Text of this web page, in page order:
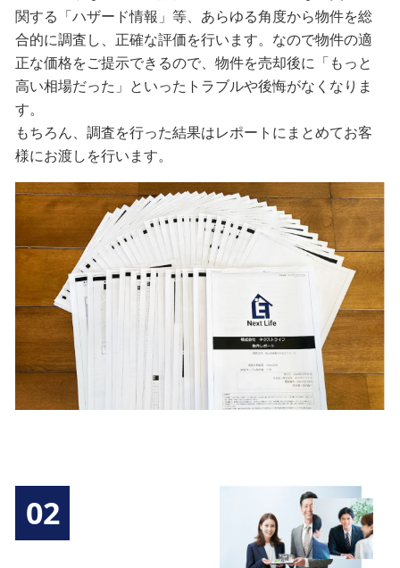
関する「ハザード情報」等、あらゆる角度から物件を総
合的に調査し、正確な評価を行います。なので物件の適
正な価格をご提示できるので、物件を売却後に「もっと
高い相場だった」といったトラブルや後悔がなくなりま
す。
もちろん、調査を行った結果はレポートにまとめてお客
様にお渡しを行います。
02